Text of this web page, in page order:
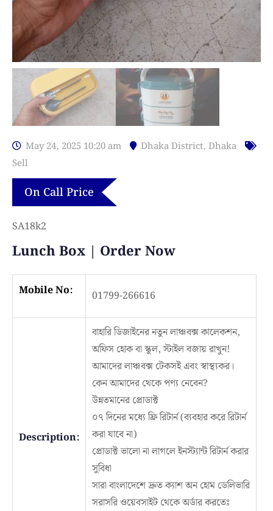
May 24, 2025 10:20 am Dhaka District, Dhaka
Sell
On Call Price
SA18k2
Lunch Box | Order Now
Mobile No: 01799-266616
Description:
বাহারি ডিজাইনের নতুন লাঞ্চবক্স কালেকশন,
অফিস হোক বা স্কুল, স্টাইল বজায় রাখুন!
আমাদের লাঞ্চবক্স টেকসই এবং স্বাস্থ্যকর।
কেন আমাদের থেকে পণ্য নেবেন?
উন্নতমানের প্রোডাক্ট
০৭ দিনের মধ্যে ফ্রি রিটার্ন (ব্যবহার করে রিটার্ন
করা যাবে না)
প্রোডাক্ট ভালো না লাগলে ইনস্ট্যান্ট রিটার্ন করার
সুবিধা
সারা বাংলাদেশে দ্রুত ক্যাশ অন হোম ডেলিভারি
সরাসরি ওয়েবসাইট থেকে অর্ডার করতেঃ